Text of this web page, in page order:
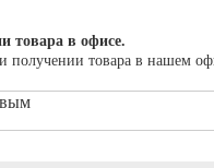
товара в офисе.
получении товара в нашем